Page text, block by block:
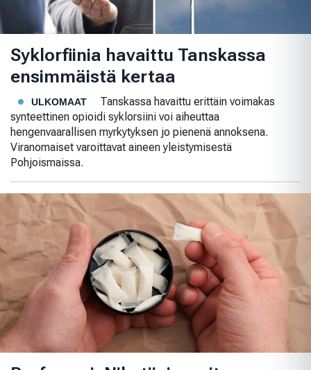
Syklorfiinia havaittu Tanskassa
ensimmäistä kertaa
ULKOMAAT
Tanskassa havaittu erittäin voimakas
synteettinen opioidi syklorsiini voi aiheuttaa
hengenvaarallisen myrkytyksen jo pienenä annoksena.
Viranomaiset varoittavat aineen yleistymisestä
Pohjoismaissa.